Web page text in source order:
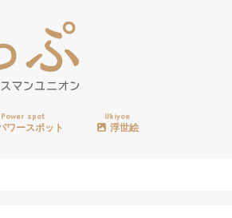
Power spot
ワースポット
Ukiyoe
浮世絵